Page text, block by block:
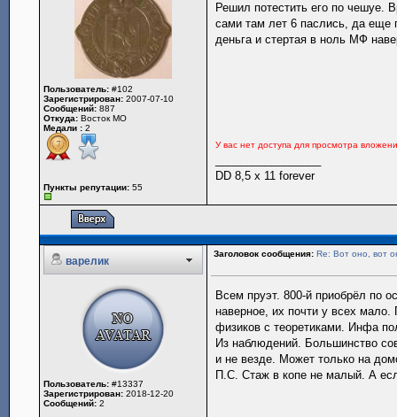
Пользователь: #102
Зарегистрирован: 2007-07-10
Сообщений: 887
Откуда: Восток МО
Медали : 2
Пункты репутации: 55
Решил потестить его по чешуе.
сами там лет 6 паслись, да еще
деньга и стертая в ноль МФ
У вас нет доступа для просмотра
DD 8,5 x 11 forever
варелик
Заголовок сообщения: Re: Вот оно, вот
Пользователь: #13337
Зарегистрирован: 2018-12-20
Сообщений: 2
Всем пруэт. 800-й приобрёл по
наверное, их почти у всех
физиков с теоретиками. Инфа
Из наблюдений. Большинство
и не везде. Может только на
П.С. Стаж в копе не малый. А